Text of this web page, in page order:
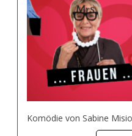
Komödie von Sabine